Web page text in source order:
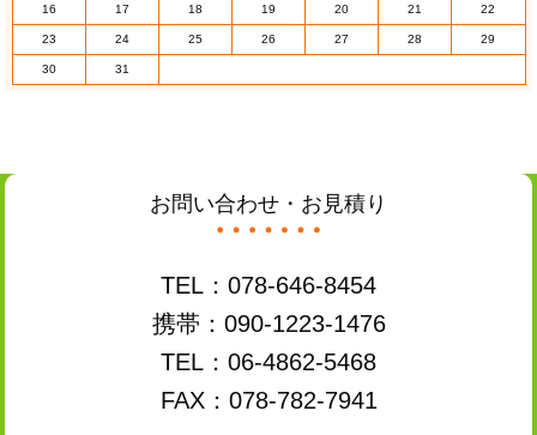
16 17 18 19 20 21 22
23 24 25 26 27 28 29
30 31
お問い合わせ・お見積り
TEL：078-646-8454
携帯：090-1223-1476
TEL：06-4862-5468
FAX：078-782-7941